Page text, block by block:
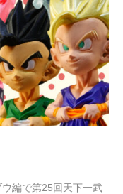
編で第25回天下一武